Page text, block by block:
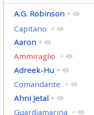
A.G. Robinson +
Capitano +
Aaron +
Ammiraglio +
Adreek-Hu +
Comandante +
Ahni Jetal +
Guardiamarina +